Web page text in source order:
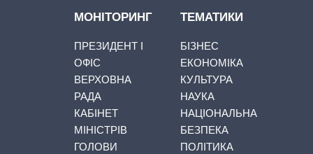
МОНІТОРИНГ
ПРЕЗИДЕНТ І
ОФІС
ВЕРХОВНА
РАДА
КАБІНЕТ
МІНІСТРІВ
ГОЛОВИ
ТЕМАТИКИ
БІЗНЕС
ЕКОНОМІКА
КУЛЬТУРА
НАУКА
НАЦІОНАЛЬНА
БЕЗПЕКА
ПОЛІТИКА